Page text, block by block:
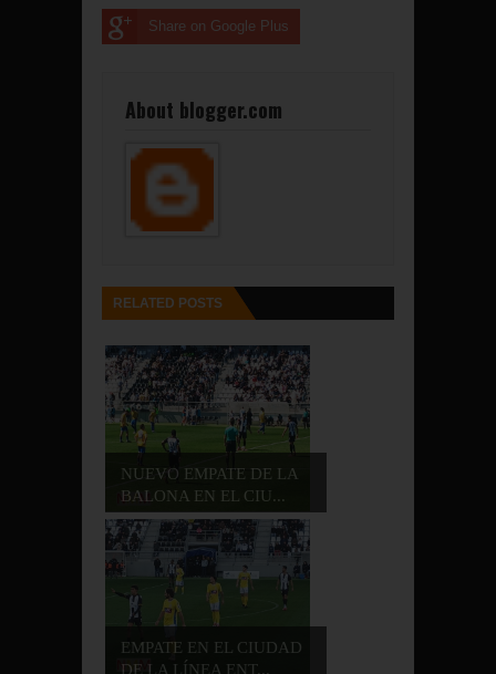
Share on Google Plus
About blogger.com
RELATED POSTS
NUEVO EMPATE DE LA
BALONA EN EL CIU...
EMPATE EN EL CIUDAD
DE LA LÍNEA ENT...